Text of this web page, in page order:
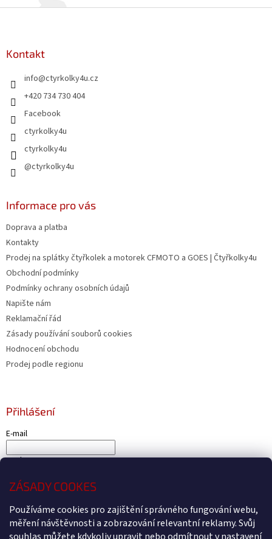
ZÁSADY COOKES
Používáme cookies pro zajištění správného fungování webu,
měření návštěvnosti a zobrazování relevantní reklamy. Svůj
Kontakt
info@ctyrkolky4u.cz
+420 734 730 404
Facebook
ctyrkolky4u
ctyrkolky4u
@ctyrkolky4u
Informace pro vás
Doprava a platba
Kontakty
Prodej na splátky čtyřkolek a motorek CFMOTO a GOES | Čtyřkolky4u
Obchodní podmínky
Podmínky ochrany osobních údajů
Napište nám
Reklamační řád
Zásady používání souborů cookies
Hodnocení obchodu
Prodej podle regionu
Přihlášení
E-mail
Heslo
PŘIHLÁSIT SE
Nová registraceZapomenuté heslo